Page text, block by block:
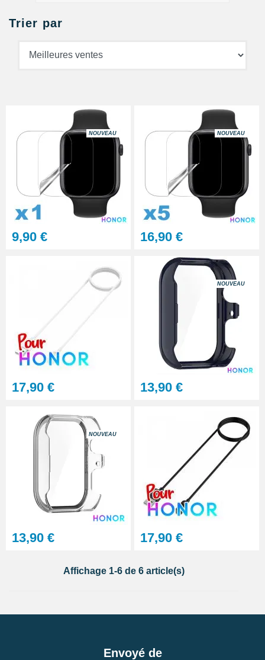
Trier par
NOUVEAU
9,90 €
NOUVEAU
16,90 €
17,90 €
NOUVEAU
13,90 €
NOUVEAU
13,90 € 17,90 €
Affichage 1-6 de 6 article(s)
Envoyé de